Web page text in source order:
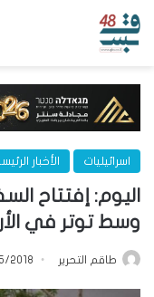
اسرائيليات الأخبار
اليوم: إفتتاح
وسط توتر في
طاقم التحرير 2018